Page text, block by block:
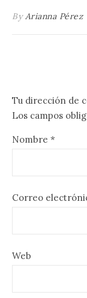
ByArianna Pérez
Tu dirección de
Los campos
Nombre *
Correo
Web